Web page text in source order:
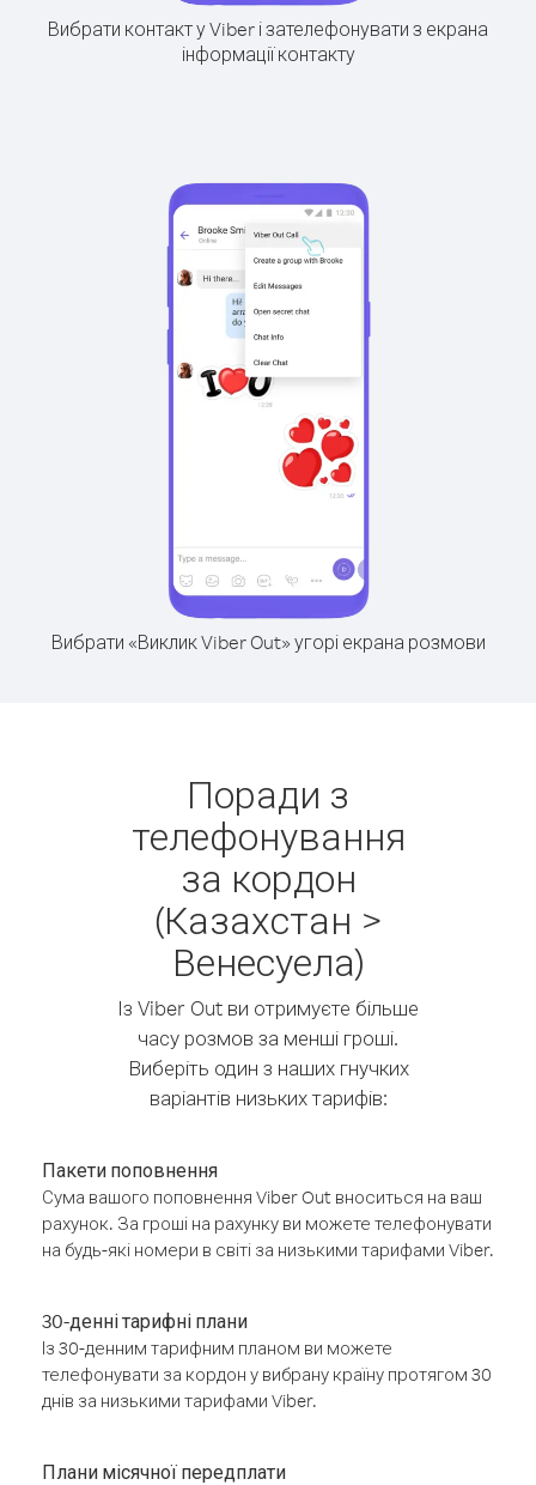
Вибрати контакт у Viber і зателефонувати з екрана
інформації контакту
Вибрати «Виклик Viber Out» угорі екрана розмови
Поради з
телефонування
за кордон
(Казахстан >
Венесуела)
Із Viber Out ви отримуєте більше
часу розмов за менші гроші.
Виберіть один з наших гнучких
варіантів низьких тарифів:
Пакети поповнення
Сума вашого поповнення Viber Out вноситься на ваш
рахунок. За гроші на рахунку ви можете телефонувати
на будь-які номери в світі за низькими тарифами Viber.
30-денні тарифні плани
Із 30-денним тарифним планом ви можете
телефонувати за кордон у вибрану країну протягом 30
днів за низькими тарифами Viber.
Плани місячної передплати